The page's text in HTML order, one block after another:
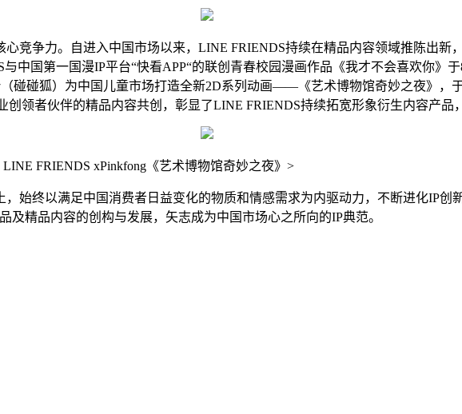
争力。自进入中国市场以来，LINE FRIENDS持续在精品内容领域推陈出新
中国第一国漫IP平台“快看APP“的联创青春校园漫画作品《我才不会喜欢你》
（碰碰狐）为中国儿童市场打造全新2D系列动画——《艺术博物馆奇妙之夜》，
领者伙伴的精品内容共创，彰显了LINE FRIENDS持续拓宽形象衍生内容产品
FRIENDS xPinkfong《艺术博物馆奇妙之夜》>
终以满足中国消费者日益变化的物质和情感需求为内驱动力，不断进化IP创
精品内容的创构与发展，矢志成为中国市场心之所向的IP典范。